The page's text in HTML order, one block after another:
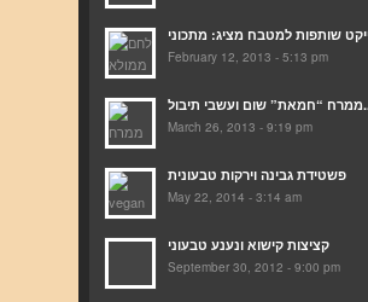
February 12, 2013 - 5:13 pm
תיבול...
March 26, 2013 - 9:19 pm
פשטידת גבינה וירקות טבעונית
May 22, 2014 - 3:14 am
קציצות קישוא ונענע טבעוני
September 30, 2012 - 9:00 pm